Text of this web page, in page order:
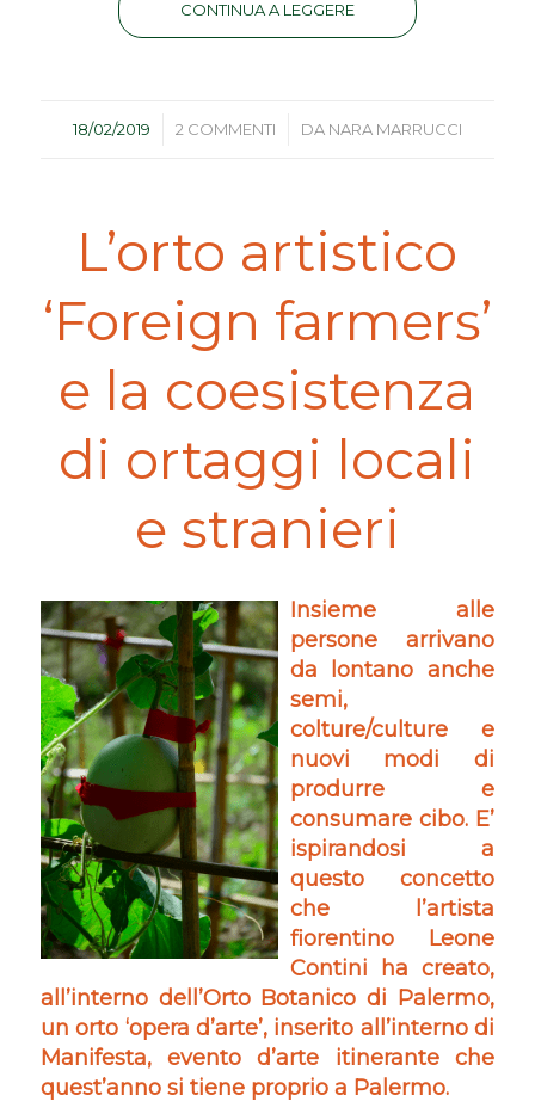
CONTINUA A LEGGERE
18/02/2019
/ 2 COMMENTI
/ DA NARA MARRUCCI
L’orto artistico
‘Foreign farmers’
e la coesistenza
di ortaggi locali
e stranieri
Insieme alle
persone arrivano
da lontano anche
semi,
colture/culture e
nuovi modi di
produrre e
consumare cibo. E’
ispirandosi a
questo concetto
che l’artista
fiorentino Leone
Contini ha creato,
all’interno dell’Orto Botanico di Palermo,
un orto ‘opera d’arte’, inserito all’interno di
Manifesta, evento d’arte itinerante che
quest’anno si tiene proprio a Palermo.